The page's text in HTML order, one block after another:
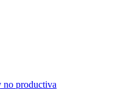
productiva